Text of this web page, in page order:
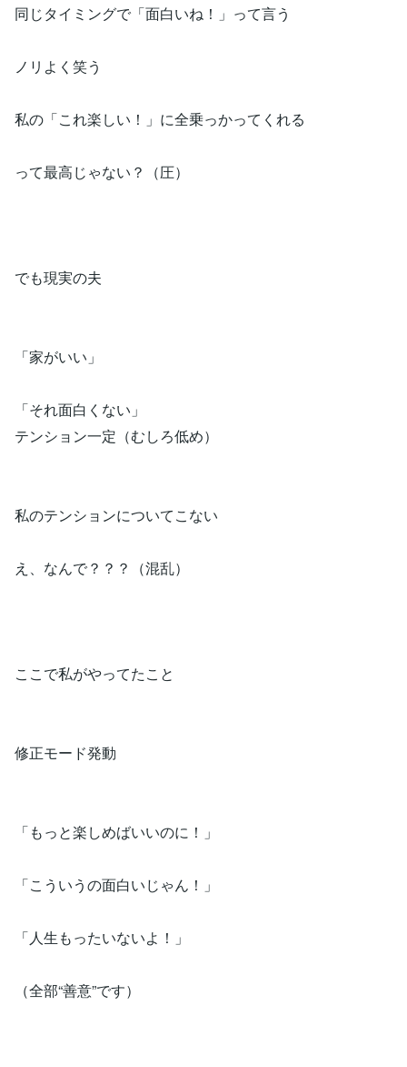
同じタイミングで「面白いね！」って言う
ノリよく笑う
私の「これ楽しい！」に全乗っかってくれる
って最高じゃない？（圧）
でも現実の夫
「家がいい」
「それ面白くない」
テンション一定（むしろ低め）
私のテンションについてこない
え、なんで？？？（混乱）
ここで私がやってたこと
修正モード発動
「もっと楽しめばいいのに！」
「こういうの面白いじゃん！」
「人生もったいないよ！」
（全部“善意”です）